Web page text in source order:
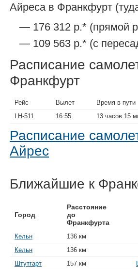
Айреса в Франкфурт
— 176 312 р.* (прямой
— 109 563 р.* (с
Расписание
Франкфурт
Рейс Вылет Время в пути
LH-511
16:55 13 часов 15
Расписание
Айрес
Ближайшие к
Город
Расстояние
до
Франкфурта
Кельн 136 км
Кельн
136 км
Штутгарт
157 км